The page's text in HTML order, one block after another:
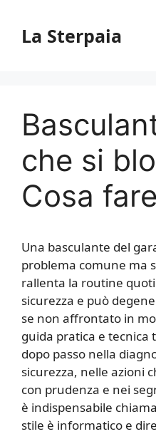
contenuto
La Sterpaia
che si
Cosa fare
Una basculante del
problema comune ma
rallenta la routine
sicurezza e può
se non affrontato in
guida pratica e tecnica
dopo passo nella
sicurezza, nelle azioni
con prudenza e nei
è indispensabile
stile è informatico e